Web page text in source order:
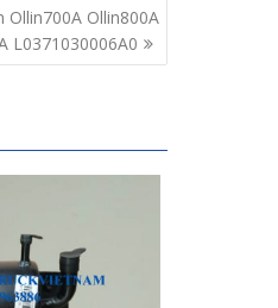
Ollin800A
L0371030006A0